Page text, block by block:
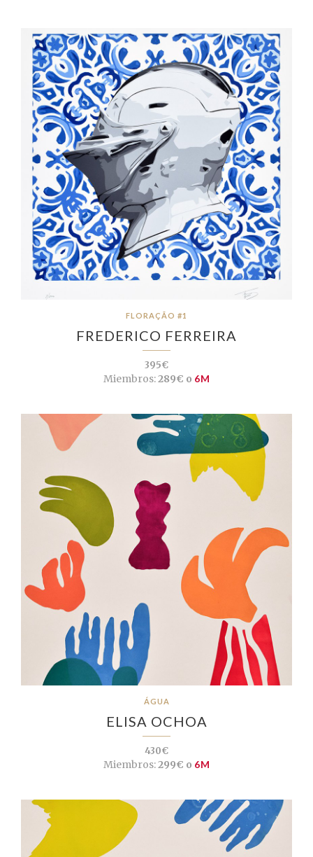
FLORAÇÃO #1
FREDERICO FERREIRA
395€
Miembros:289€ o 6M
ÁGUA
ELISA OCHOA
430€
Miembros:299€ o 6M